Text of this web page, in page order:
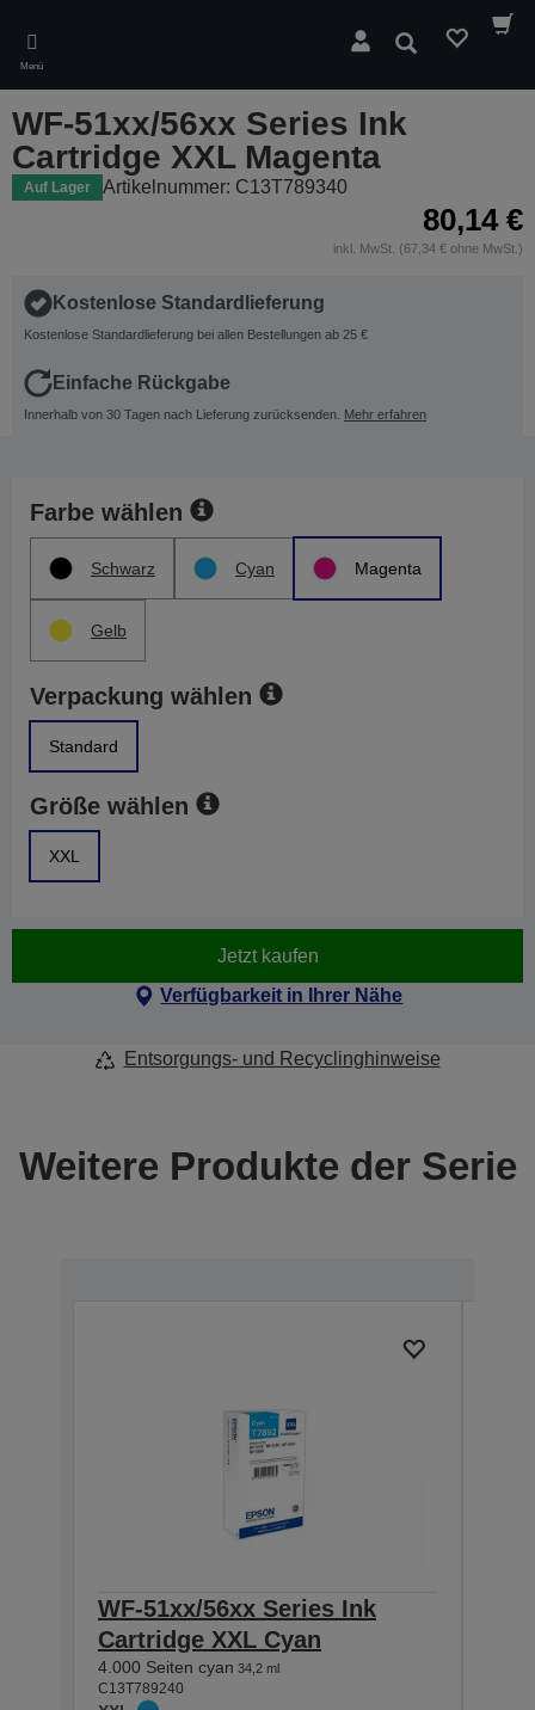
main
content
Menü
Suchen
WF-51xx/56xx Series Ink
Cartridge XXL Magenta
Auf Lager Artikelnummer: C13T789340
80,14 €
inkl. MwSt. (67,34 € ohne MwSt.)
Kostenlose Standardlieferung
Kostenlose Standardlieferung bei allen Bestellungen ab 25 €
Einfache Rückgabe
Innerhalb von 30 Tagen nach Lieferung zurücksenden. Mehr erfahren
Farbe wählen
Schwarz Cyan Magenta
Gelb
Verpackung wählen
Standard
Größe wählen
XXL
Jetzt kaufen
Verfügbarkeit in Ihrer Nähe
Entsorgungs- und Recyclinghinweise
Weitere Produkte der Serie
WF-51xx/56xx Series Ink
Cartridge XXL Cyan
4.000 Seiten cyan 34,2 ml
C13T789240